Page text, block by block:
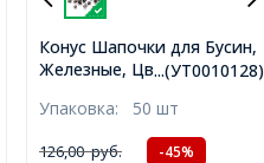
...(УТ0010128)
Конус Шапочки для Бусин,
Железные, Цветок, Медь,
(УТ0010128)
Упаковка: 50 шт
126,00руб. -45%